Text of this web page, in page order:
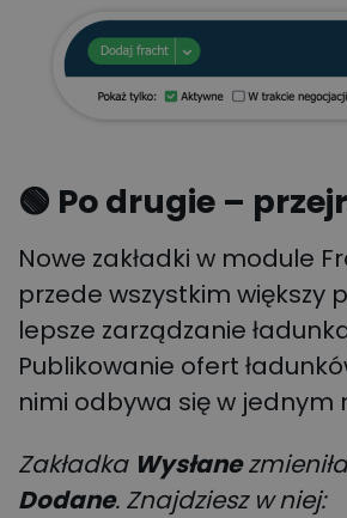
🟢 Po drugie –
Nowe zakładki w module
przede wszystkim większy
lepsze zarządzanie
Publikowanie ofert
nimi odbywa się w jednym
Zakładka Wysłane
Dodane. Znajdziesz w niej: